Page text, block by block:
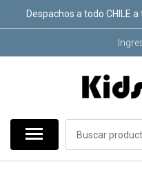
Despachos a todo CHILE